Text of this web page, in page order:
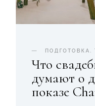
ПОДГОТОВКА
Что
думают о
показе